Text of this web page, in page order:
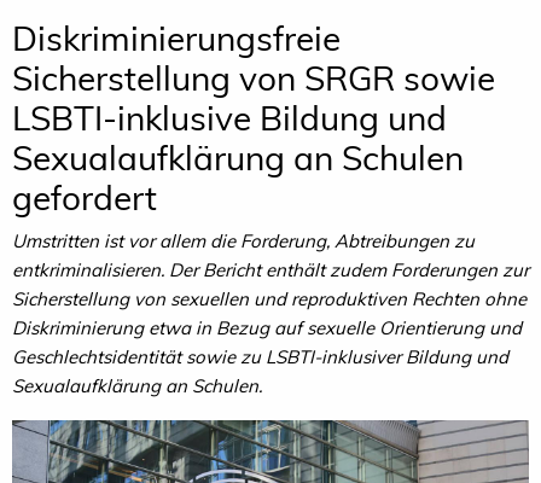
Diskriminierungsfreie
Sicherstellung von SRGR sowie
LSBTI-inklusive Bildung und
Sexualaufklärung an Schulen
gefordert
Umstritten ist vor allem die Forderung, Abtreibungen zu
entkriminalisieren. Der Bericht enthält zudem Forderungen zur
Sicherstellung von sexuellen und reproduktiven Rechten ohne
Diskriminierung etwa in Bezug auf sexuelle Orientierung und
Geschlechtsidentität sowie zu LSBTI-inklusiver Bildung und
Sexualaufklärung an Schulen.